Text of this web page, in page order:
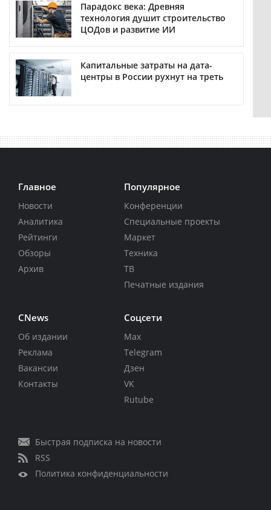
Парадокс века: Древняя
технология душит строительство
ЦОДов и развитие ИИ
Капитальные затраты на дата-
центры в России рухнут на треть
Главное
Новости
Аналитика
Рейтинги
Обзоры
Архив
Популярное
Конференции
Специальные проекты
Маркет
Техника
ТВ
Печатные издания
CNews
Об издании
Реклама
Вакансии
Контакты
Соцсети
Max
Telegram
Дзен
VK
Rutube
Быстрая подписка на новости
RSS
Политика конфиденциальности